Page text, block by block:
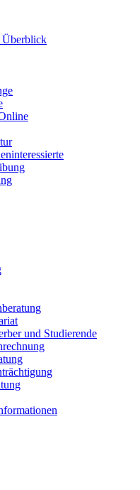
Überblick
und Studierende